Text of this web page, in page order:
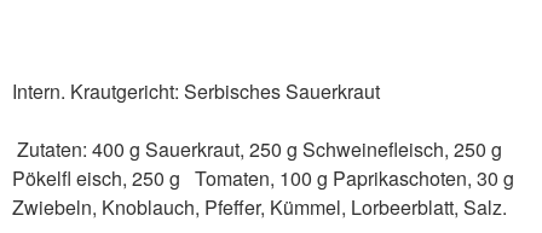
Intern. Krautgericht: Serbisches Sauerkraut
Zutaten: 400 g Sauerkraut, 250 g Schweinefleisch, 250 g
Pökelfl eisch, 250 g Tomaten, 100 g Paprikaschoten, 30 g
Zwiebeln, Knoblauch, Pfeffer, Kümmel, Lorbeerblatt, Salz.